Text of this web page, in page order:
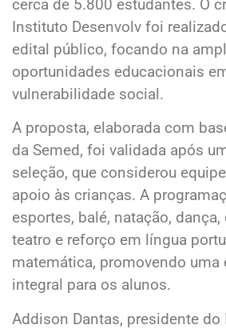
cerca de 5.800 estudantes. O
Instituto Desenvolv foi
edital público, focando na
oportunidades educacionais
vulnerabilidade social.
A proposta, elaborada com
da Semed, foi validada após
seleção, que considerou
apoio às crianças. A
esportes, balé, natação,
teatro e reforço em língua
matemática, promovendo uma
integral para os alunos.
Addison Dantas, presidente do